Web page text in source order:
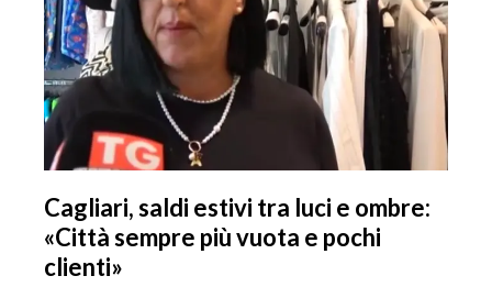
Cagliari, saldi estivi tra luci e ombre:
«Città sempre più vuota e pochi
clienti»